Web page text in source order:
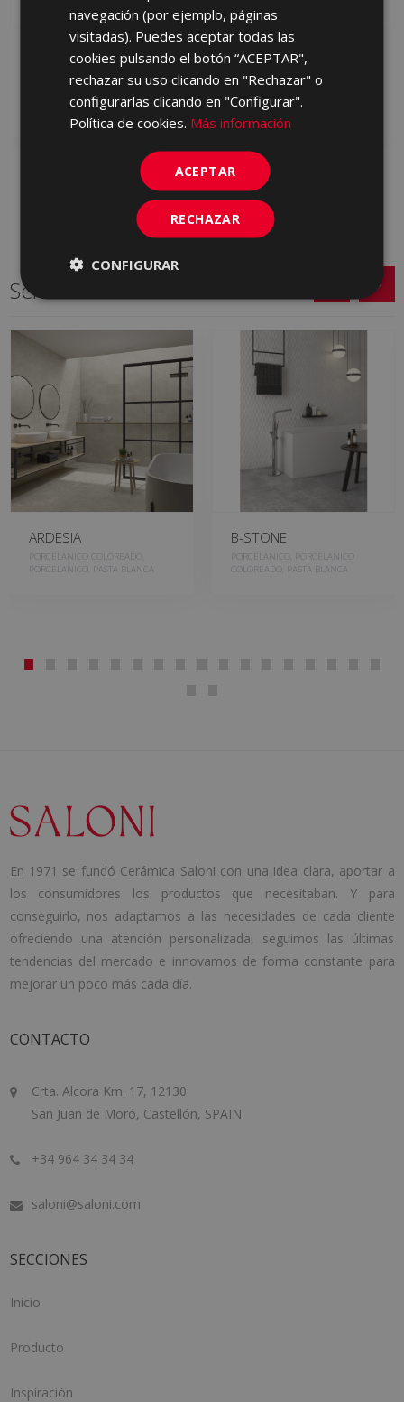
ORIGINS GREY 45 X 90
Añadir a favoritos
ORIGINS WHITE 45 X 90
Añadir a favoritos
Series relacionadas
ARDESIA
PORCELANICO COLOREADO,
PORCELANICO, PASTA BLANCA
B-STONE
PORCELANICO, PORCELANICO
COLOREADO, PASTA BLANCA
En 1971 se fundó Cerámica Saloni con una idea clara, aportar a
los consumidores los productos que necesitaban. Y para
conseguirlo, nos adaptamos a las necesidades de cada cliente
ofreciendo una atención personalizada, seguimos las últimas
tendencias del mercado e innovamos de forma constante para
mejorar un poco más cada día.
CONTACTO
Crta. Alcora Km. 17, 12130
San Juan de Moró, Castellón, SPAIN
+34 964 34 34 34
saloni@saloni.com
SECCIONES
Inicio
Producto
Inspiración
navegación (por ejemplo, páginas
visitadas). Puedes aceptar todas las
cookies pulsando el botón “ACEPTAR",
rechazar su uso clicando en "Rechazar" o
configurarlas clicando en "Configurar".
Política de cookies. Más información
ACEPTAR
RECHAZAR
CONFIGURAR